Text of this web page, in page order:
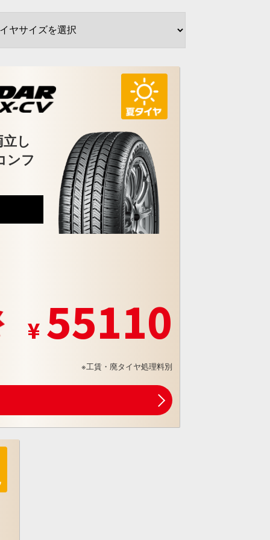
し
ンフ
55110
※工賃・廃タイヤ処理料別